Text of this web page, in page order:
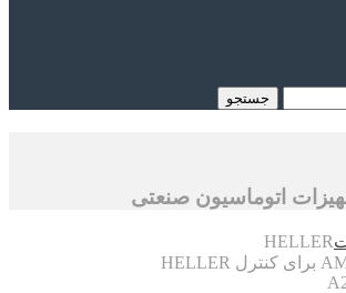
جستجو
اتوماسیون صنعتی
HELLER